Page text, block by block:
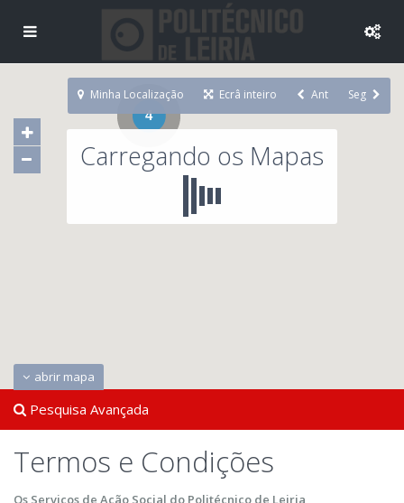
4
Carregando os Mapas
abrir mapa
Minha Localização Ecrâ inteiro Ant Seg
Pesquisa Avançada
Termos e Condições
Os Serviços de Ação Social do Politécnico de Leiria